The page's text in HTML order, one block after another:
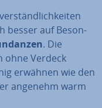
besser auf Be­son­
. Die
ohne Verdeck
erwähnen wie den
angenehm warm